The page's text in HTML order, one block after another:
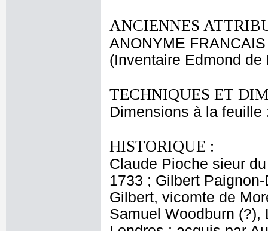
ANCIENNES
ANONYME FRANCAIS
(Inventaire Edmond
TECHNIQUES ET
Dimensions à la
HISTORIQUE :
Claude Pioche sieur
1733 ; Gilbert
Gilbert, vicomte de
Samuel Woodburn